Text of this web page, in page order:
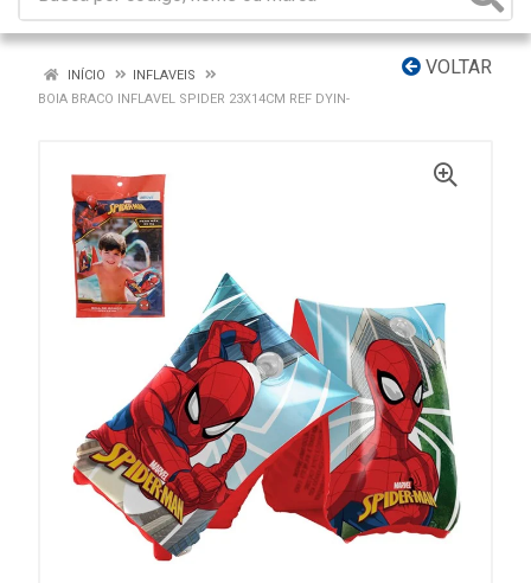
VOLTAR
INÍCIO
INFLAVEIS
BOIA BRACO INFLAVEL SPIDER 23X14CM REF DYIN-